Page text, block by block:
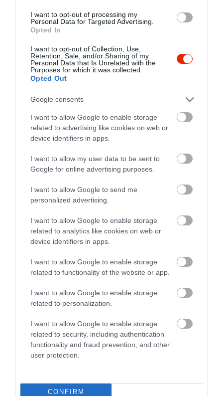
I want to opt-out of processing my
Personal Data for Targeted Advertising.
Opted In
I want to opt-out of Collection, Use,
Retention, Sale, and/or Sharing of my
Personal Data that Is Unrelated with the
Purposes for which it was collected.
Opted Out
Google consents
I want to allow Google to enable storage
related to advertising like cookies on web or
device identifiers in apps.
I want to allow my user data to be sent to
Google for online advertising purposes.
I want to allow Google to send me
personalized advertising.
I want to allow Google to enable storage
related to analytics like cookies on web or
device identifiers in apps.
I want to allow Google to enable storage
related to functionality of the website or app.
I want to allow Google to enable storage
related to personalization.
I want to allow Google to enable storage
related to security, including authentication
functionality and fraud prevention, and other
user protection.
CONFIRM
változás iránti igény az ötvenes éveket
virágzó, életélvező és eredményes
A tévésztárok igazi népszerűségre
tettek szert, a konzervatív korszak után
belopták a túlfűtött erotikát.
Karnyújtásnyira Amerika: gyere el a
Wow Dinerbe!
Értékelések
4.3 4 0
3 1
1 0